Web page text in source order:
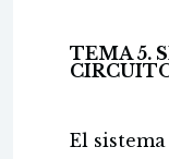
TEMA 5.
El